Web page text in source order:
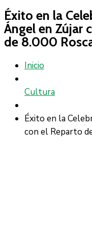
Éxito en la
Ángel en Zújar
de 8.000
Inicio
Cultura
Éxito en la
con el Reparto